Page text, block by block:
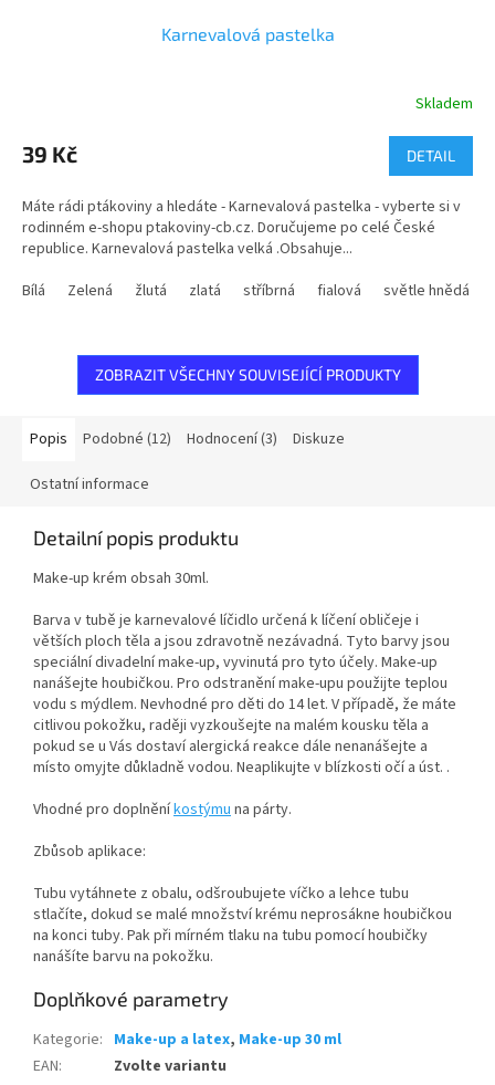
Karnevalová pastelka
Skladem
39 Kč DETAIL
Máte rádi ptákoviny a hledáte - Karnevalová pastelka - vyberte si v
rodinném e-shopu ptakoviny-cb.cz. Doručujeme po celé České
republice. Karnevalová pastelka velká .Obsahuje...
Bílá
Zelená žlutá zlatá stříbrná fialová světle hnědá
ZOBRAZIT VŠECHNY SOUVISEJÍCÍ PRODUKTY
Popis Podobné (12) Hodnocení (3) Diskuze
Ostatní informace
Detailní popis produktu
Make-up krém obsah 30ml.
Barva v tubě je karnevalové líčidlo určená k líčení obličeje i
větších ploch těla a jsou zdravotně nezávadná. Tyto barvy jsou
speciální divadelní make-up, vyvinutá pro tyto účely. Make-up
nanášejte houbičkou. Pro odstranění make-upu použijte teplou
vodu s mýdlem. Nevhodné pro děti do 14 let. V případě, že máte
citlivou pokožku, raději vyzkoušejte na malém kousku těla a
pokud se u Vás dostaví alergická reakce dále nenanášejte a
místo omyjte důkladně vodou. Neaplikujte v blízkosti očí a úst. .
Vhodné pro doplněníkostýmuna párty.
Zbůsob aplikace:
Tubu vytáhnete z obalu, odšroubujete víčko a lehce tubu
stlačíte, dokud se malé množství krému neprosákne houbičkou
na konci tuby. Pak při mírném tlaku na tubu pomocí houbičky
nanášíte barvu na pokožku.
Doplňkové parametry
Kategorie: Make-up a latex, Make-up 30 ml
EAN:
Zvolte variantu